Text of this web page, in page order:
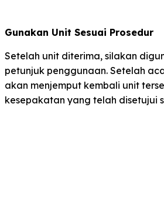
Gunakan Unit Sesuai Prosedur
Setelah unit diterima, silakan
petunjuk penggunaan. Setelah
akan menjemput kembali unit
kesepakatan yang telah disetujui